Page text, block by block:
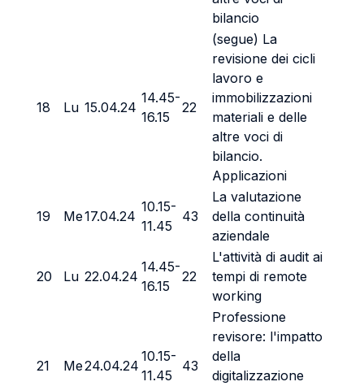
bilancio
18 Lu 15.04.24
14.45-
16.15
22
(segue) La
revisione dei cicli
lavoro e
immobilizzazioni
materiali e delle
altre voci di
bilancio.
Applicazioni
19 Me17.04.24
10.15-
11.45
43
La valutazione
della continuità
aziendale
20 Lu 22.04.24
14.45-
16.15
22
L'attività di audit ai
tempi di remote
working
21 Me24.04.24
10.15-
11.45
43
Professione
revisore: l'impatto
della
digitalizzazione